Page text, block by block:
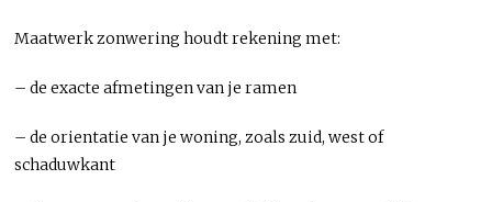
Maatwerk zonwering houdt rekening met:
– de exacte afmetingen van je ramen
– de orientatie van je woning, zoals zuid, west of
schaduwkant